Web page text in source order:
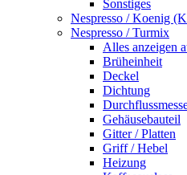
Sonstiges
Nespresso / Koenig
Nespresso / Turmix
Alles anzeigen
Brüheinheit
Deckel
Dichtung
Gehäusebauteil
Gitter / Platten
Griff / Hebel
Heizung